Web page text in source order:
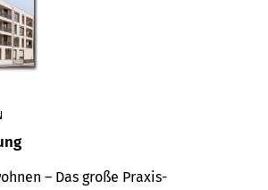
– Das große Praxis-